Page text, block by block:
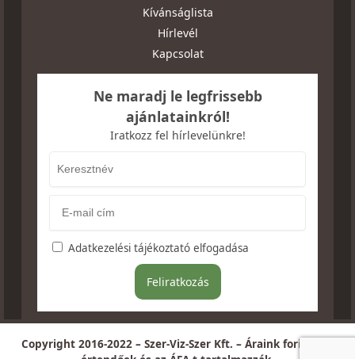
Kívánságlista
Hírlevél
Kapcsolat
Ne maradj le legfrissebb
ajánlatainkról!
Iratkozz fel hírlevelünkre!
Adatkezelési tájékoztató elfogadása
Copyright 2016-2022 – Szer-Viz-Szer Kft. – Áraink forintban